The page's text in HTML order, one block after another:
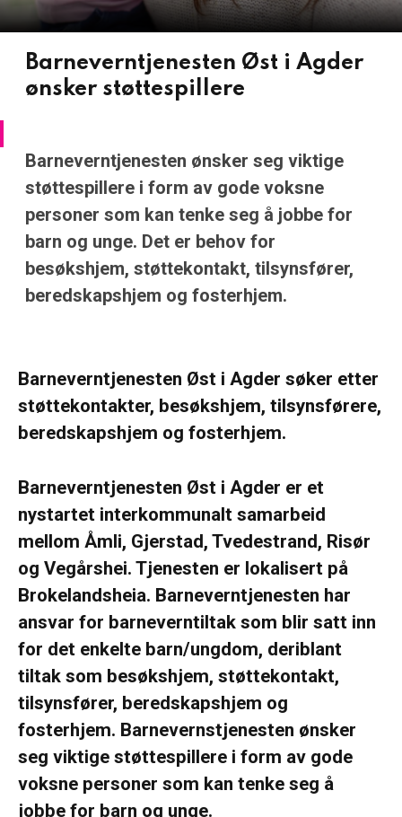
Barneverntjenesten Øst i Agder
ønsker støttespillere
Barneverntjenesten ønsker seg viktige
støttespillere i form av gode voksne
personer som kan tenke seg å jobbe for
barn og unge. Det er behov for
besøkshjem, støttekontakt, tilsynsfører,
beredskapshjem og fosterhjem.
Barneverntjenesten Øst i Agder søker etter
støttekontakter, besøkshjem, tilsynsførere,
beredskapshjem og fosterhjem.
Barneverntjenesten Øst i Agder er et
nystartet interkommunalt samarbeid
mellom Åmli, Gjerstad, Tvedestrand, Risør
og Vegårshei. Tjenesten er lokalisert på
Brokelandsheia. Barneverntjenesten har
ansvar for barneverntiltak som blir satt inn
for det enkelte barn/ungdom, deriblant
tiltak som besøkshjem, støttekontakt,
tilsynsfører, beredskapshjem og
fosterhjem. Barnevernstjenesten ønsker
seg viktige støttespillere i form av gode
voksne personer som kan tenke seg å
jobbe for barn og unge.